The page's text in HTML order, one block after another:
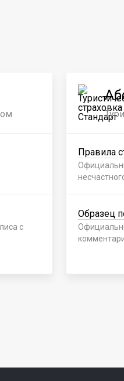
с
Правила
Образец